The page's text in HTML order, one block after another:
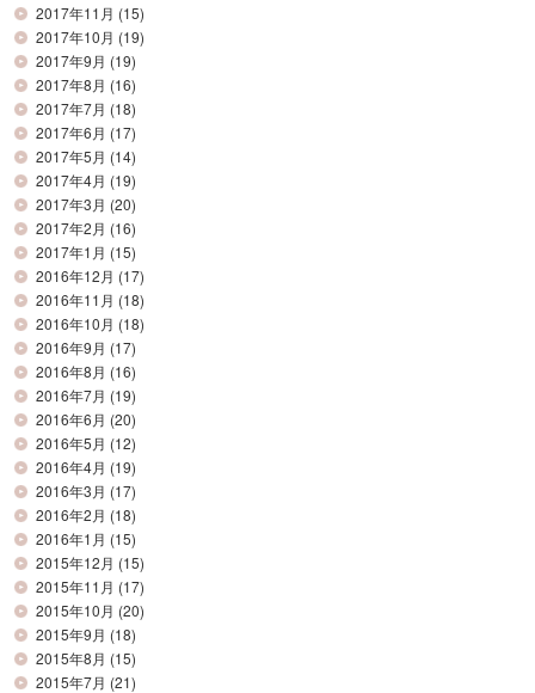
2017年11月 (15)
2017年10月 (19)
2017年9月 (19)
2017年8月 (16)
2017年7月 (18)
2017年6月 (17)
2017年5月 (14)
2017年4月 (19)
2017年3月 (20)
2017年2月 (16)
2017年1月 (15)
2016年12月 (17)
2016年11月 (18)
2016年10月 (18)
2016年9月 (17)
2016年8月 (16)
2016年7月 (19)
2016年6月 (20)
2016年5月 (12)
2016年4月 (19)
2016年3月 (17)
2016年2月 (18)
2016年1月 (15)
2015年12月 (15)
2015年11月 (17)
2015年10月 (20)
2015年9月 (18)
2015年8月 (15)
2015年7月 (21)